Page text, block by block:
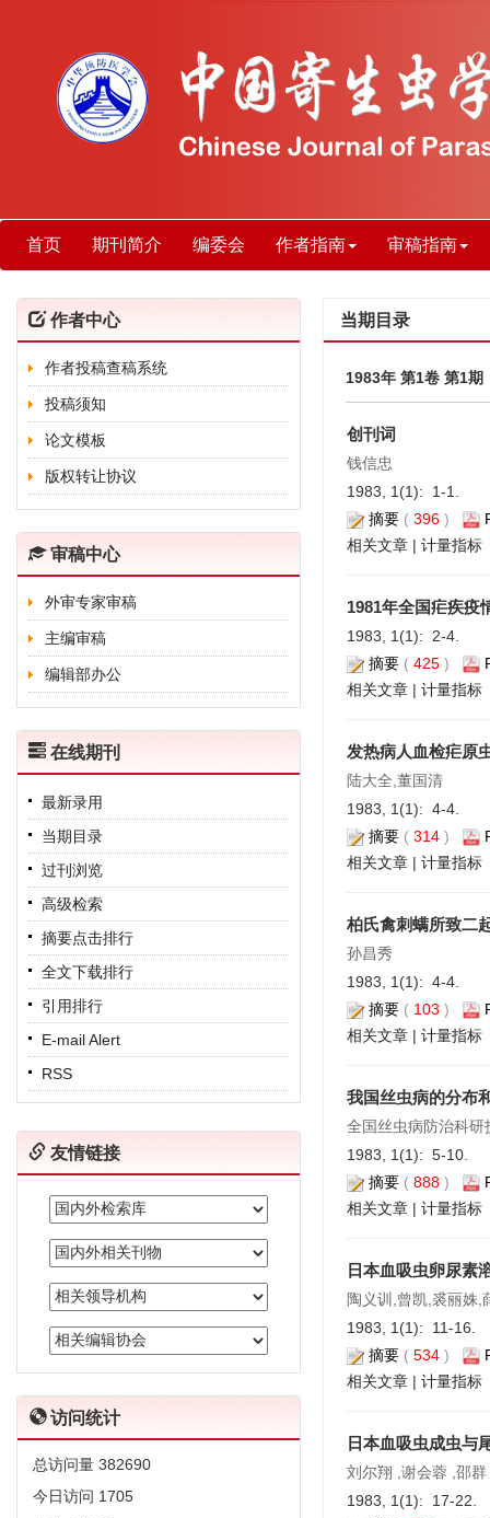
首页 期刊简介 编委会 作者指南 审稿指南
作者中心
作者投稿查稿系统
投稿须知
论文模板
版权转让协议
审稿中心
外审专家审稿
主编审稿
编辑部办公
在线期刊
最新录用
当期目录
过刊浏览
高级检索
摘要点击排行
全文下载排行
引用排行
E-mail Alert
RSS
友情链接
访问统计
总访问量 382690
今日访问 1705
当期目录
1983年 第1卷 第1
创刊词
钱信忠
1983, 1(1): 1-1.
摘要 ( 396 )
相关文章 | 计量指标
1981年全国疟疾疫
1983, 1(1): 2-4.
摘要 ( 425 )
相关文章 | 计量指标
发热病人血检疟原
陆大全,董国清
1983, 1(1): 4-4.
摘要 ( 314 )
相关文章 | 计量指标
柏氏禽刺螨所致二
孙昌秀
1983, 1(1): 4-4.
摘要 ( 103 )
相关文章 | 计量指标
我国丝虫病的分布
全国丝虫病防治科研
1983, 1(1): 5-10.
摘要 ( 888 )
相关文章 | 计量指标
日本血吸虫卵尿素
陶义训,曾凯,裘丽姝,
1983, 1(1): 11-16.
摘要 ( 534 )
相关文章 | 计量指标
日本血吸虫成虫与
刘尔翔 ,谢会蓉 ,邵群
1983, 1(1): 17-22.